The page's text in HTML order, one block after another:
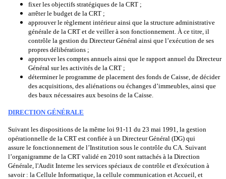
fixer les objectifs stratégiques de la CRT ;
arrêter le budget de la CRT ;
approuver le règlement intérieur ainsi que la structure administrative
générale de la CRT et de veiller à son fonctionnement. À ce titre, il
contrôle la gestion du Directeur Général ainsi que l’exécution de ses
propres délibérations ;
approuver les comptes annuels ainsi que le rapport annuel du Directeur
Général sur les activités de la CRT ;
déterminer le programme de placement des fonds de Caisse, de décider
des acquisitions, des aliénations ou échanges d’immeubles, ainsi que
des baux nécessaires aux besoins de la Caisse.
DIRECTION GÉNÉRALE
Suivant les dispositions de la même loi 91-11 du 23 mai 1991, la gestion
opérationnelle de la CRT est confiée à un Directeur Général (DG) qui
assure le fonctionnement de l’Institution sous le contrôle du CA. Suivant
l’organigramme de la CRT validé en 2010 sont rattachés à la Direction
Générale, l'Audit Interne les services spéciaux de contrôle et d'exécution à
savoir : la Cellule Informatique, la cellule communication et Accueil, et